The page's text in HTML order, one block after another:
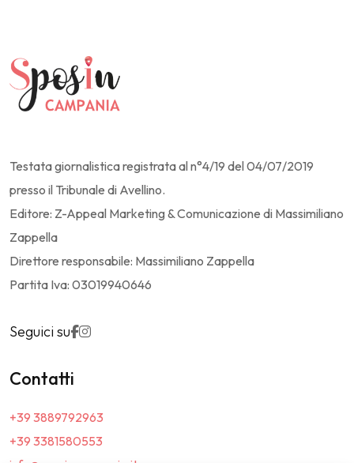
Testata giornalistica registrata al n°4/19 del 04/07/2019
presso il Tribunale di Avellino.
Editore: Z-Appeal Marketing & Comunicazione di Massimiliano
Zappella
Direttore responsabile: Massimiliano Zappella
Partita Iva: 03019940646
Seguici su
Contatti
+39 3889792963
+39 3381580553